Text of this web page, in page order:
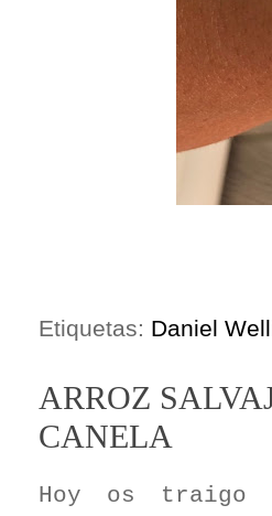
Etiquetas: Daniel
ARROZ
CANELA
Hoy os traigo